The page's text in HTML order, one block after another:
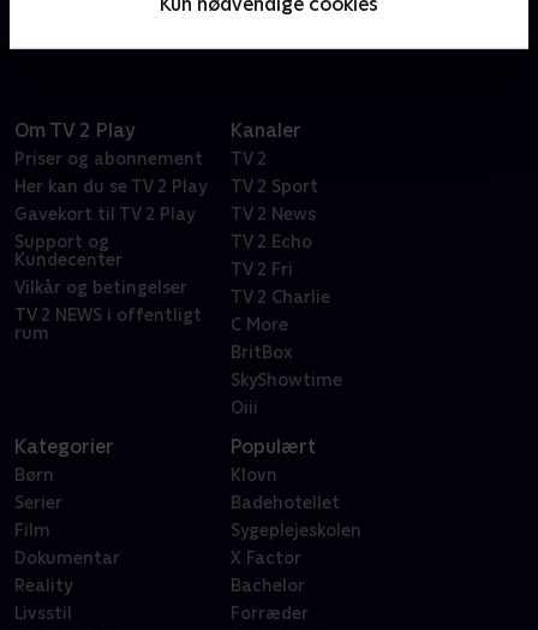
information til at sikre, at de aldrig går til politiet.
Om TV 2 Play
Priser og abonnement
Her kan du se TV 2 Play
Gavekort til TV 2 Play
Support og
Kundecenter
Vilkår og betingelser
TV 2 NEWS i offentligt
rum
Kanaler
TV 2
TV 2 Sport
TV 2 News
TV 2 Echo
TV 2 Fri
TV 2 Charlie
C More
BritBox
SkyShowtime
Oiii
Kategorier
Børn
Serier
Film
Dokumentar
Reality
Livsstil
Populært
Klovn
Badehotellet
Sygeplejeskolen
X Factor
Bachelor
Forræder